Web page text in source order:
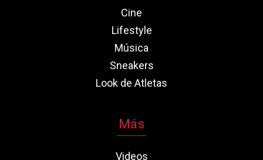
Cine
Lifestyle
Música
Sneakers
Look de Atletas
Más
Videos